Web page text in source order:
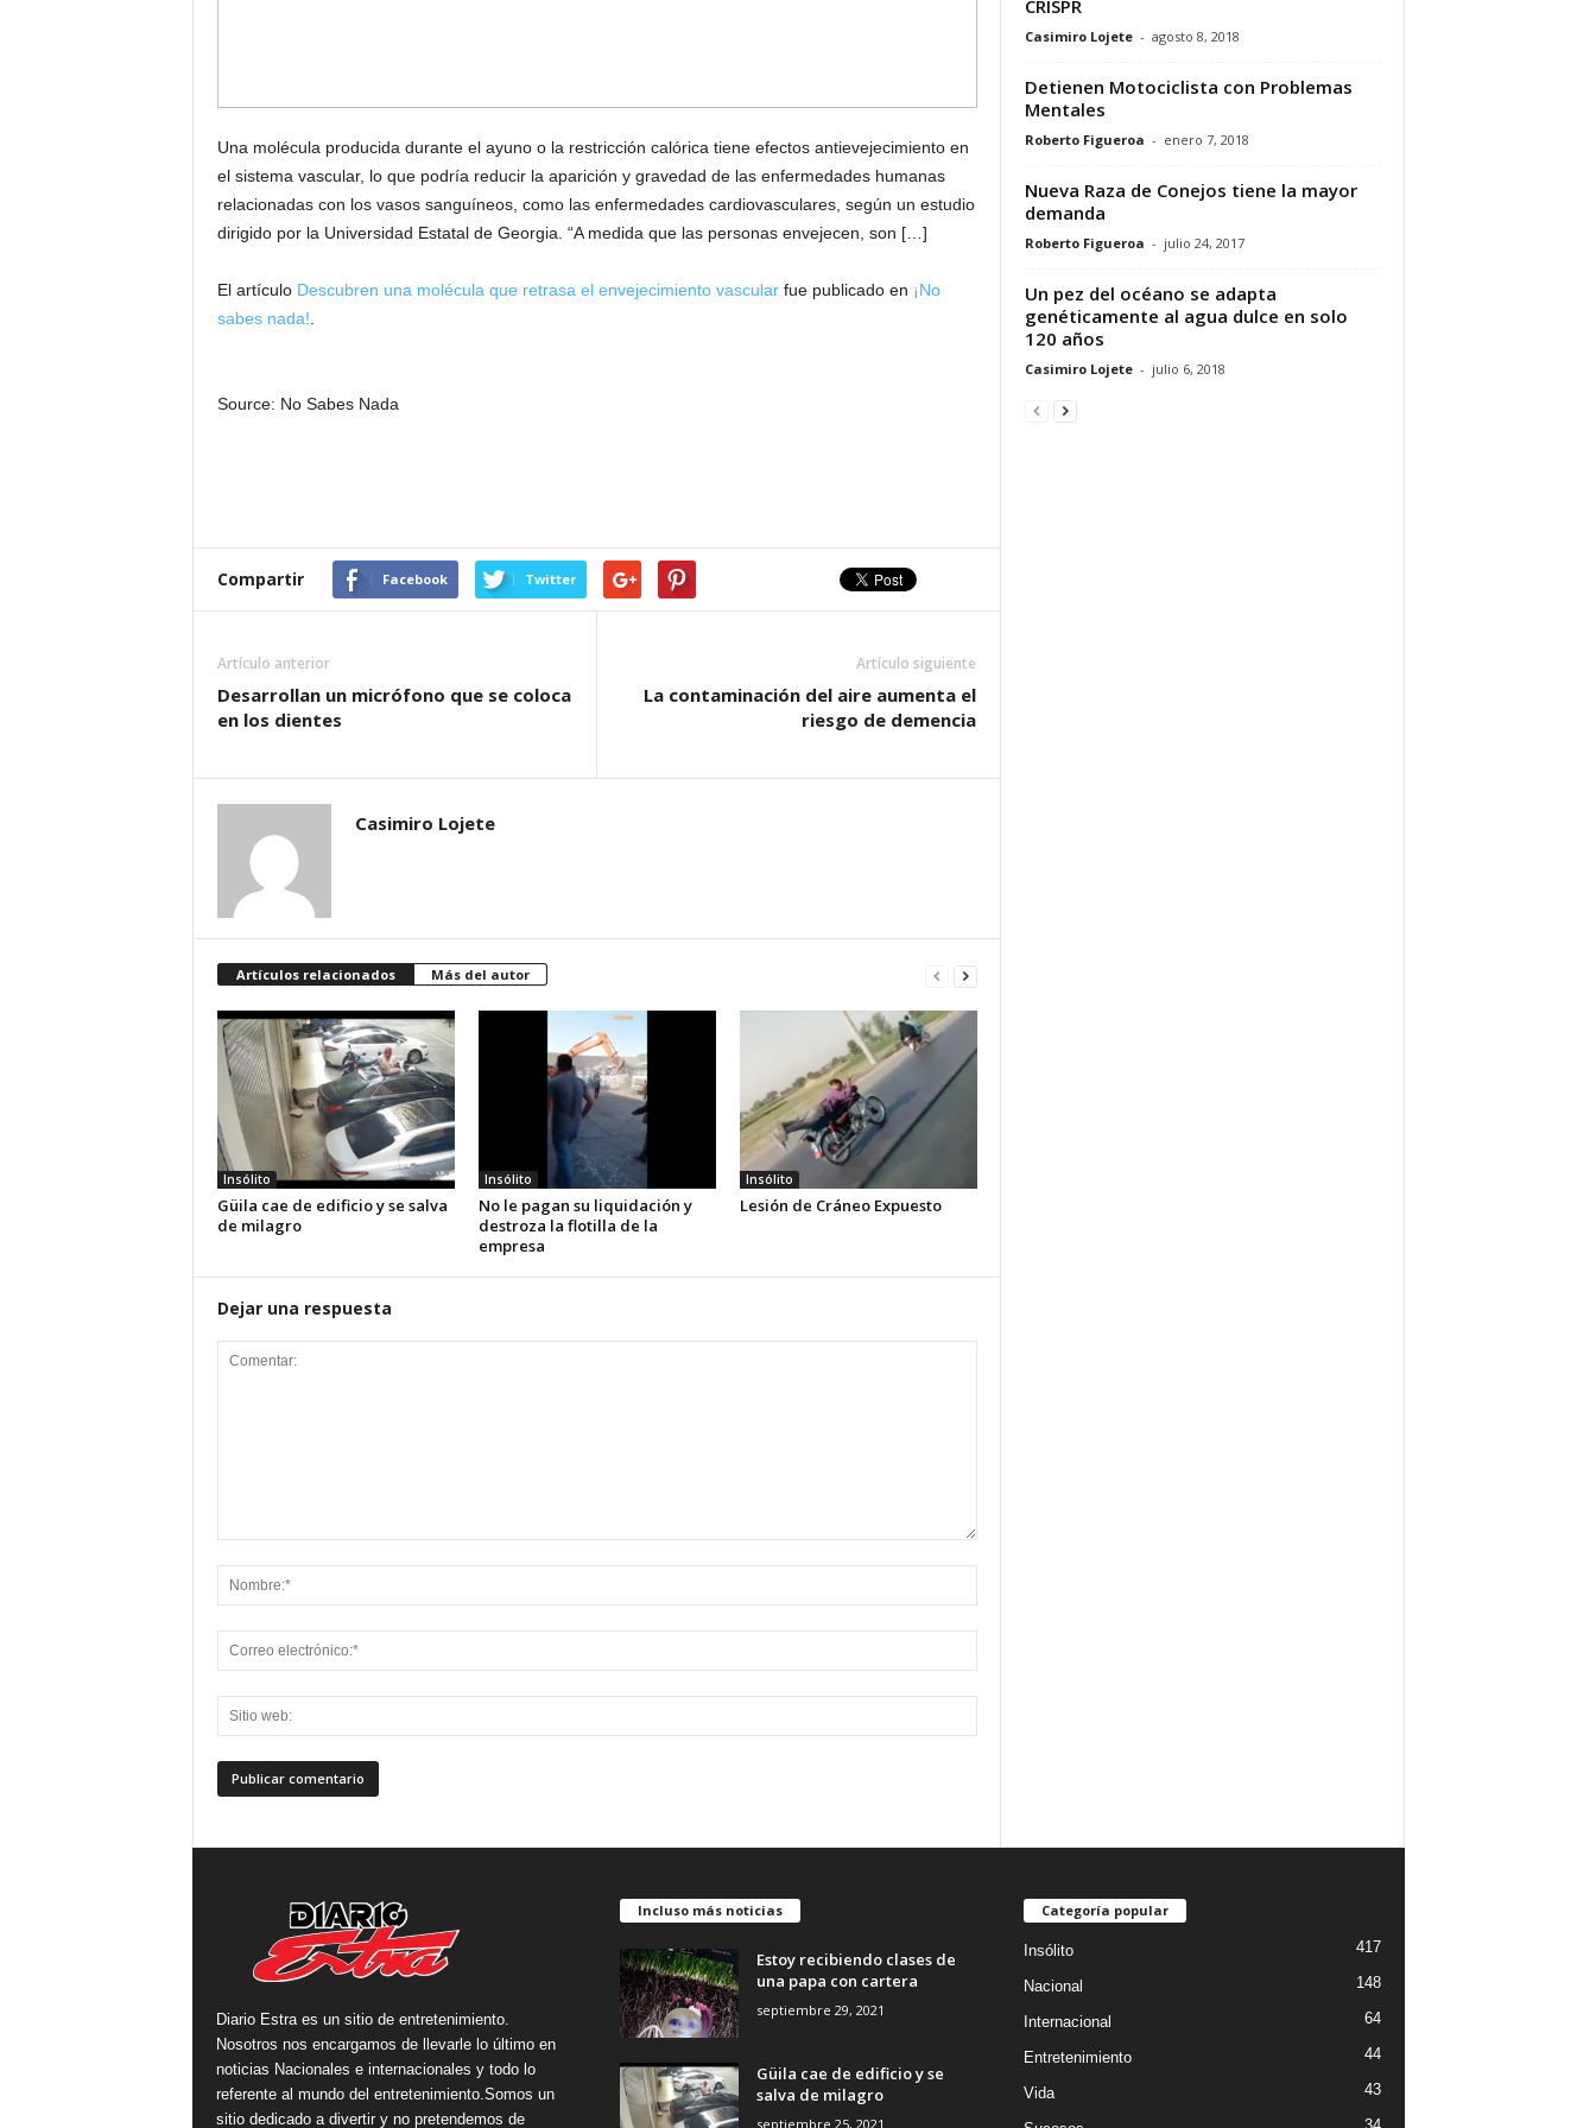
Una molécula producida durante el ayuno o la restricción calórica tiene efectos antievejecimiento en
el sistema vascular, lo que podría reducir la aparición y gravedad de las enfermedades humanas
relacionadas con los vasos sanguíneos, como las enfermedades cardiovasculares, según un estudio
dirigido por la Universidad Estatal de Georgia. “A medida que las personas envejecen, son […]
El artículo Descubren una molécula que retrasa el envejecimiento vascularfue publicado en ¡No
sabes nada!
Source: No Sabes Nada
Compartir Facebook Twitter
Artículo anterior
Desarrollan un micrófono que se coloca
en los dientes
Artículo siguiente
La contaminación del aire aumenta el
riesgo de demencia
Casimiro Lojete
Artículos relacionados Más del autor
Insólito
Güila cae de edificio y se salva
de milagro
Insólito
No le pagan su liquidación y
destroza la flotilla de la
empresa
Insólito
Lesión de Cráneo Expuesto
Dejar una respuesta
CRISPR
Casimiro Lojete - agosto 8, 2018
Detienen Motociclista con Problemas
Mentales
Roberto Figueroa - enero 7, 2018
Nueva Raza de Conejos tiene la mayor
demanda
Roberto Figueroa - julio 24, 2017
Un pez del océano se adapta
genéticamente al agua dulce en solo
120 años
Casimiro Lojete - julio 6, 2018
Diario Estra es un sitio de entretenimiento.
Nosotros nos encargamos de llevarle lo último en
noticias Nacionales e internacionales y todo lo
referente al mundo del entretenimiento.Somos un
sitio dedicado a divertir y no pretendemos de
Incluso más noticias
Estoy recibiendo clases de
una papa con cartera
septiembre 29, 2021
Güila cae de edificio y se
salva de milagro
septiembre 25, 2021
Categoría popular
Insólito 417
Nacional 148
Internacional 64
Entretenimiento 44
Vida 43